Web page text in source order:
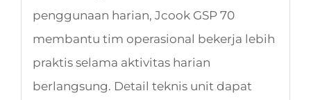
penggunaan harian, Jcook GSP 70
membantu tim operasional bekerja lebih
praktis selama aktivitas harian
berlangsung. Detail teknis unit dapat